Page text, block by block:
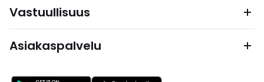
Vastuullisuus
Asiakaspalvelu